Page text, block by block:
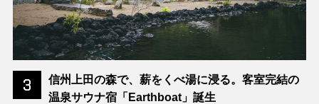
3
信州上田の森で、薪をくべ湯に浸る。客室完結の
温泉サウナ宿「Earthboat」誕生